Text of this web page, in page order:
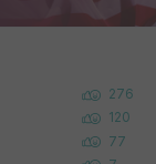
276
120
77